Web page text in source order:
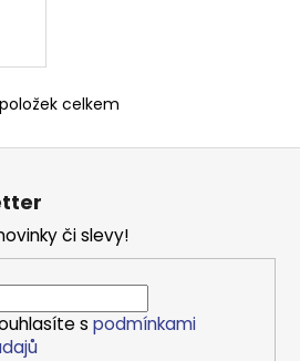
O
a
c
í
p
r
položek celkem
či slevy!
s podmínkami